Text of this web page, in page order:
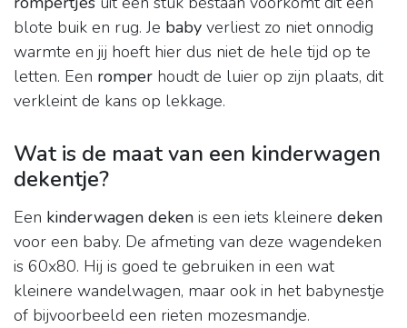
blote buik en rug. Je baby verliest zo niet onnodig
warmte en jij hoeft hier dus niet de hele tijd op te
letten. Een romper houdt de luier op zijn plaats, dit
verkleint de kans op lekkage.
Wat is de maat van een kinderwagen
dekentje?
Een kinderwagen deken is een iets kleinere deken
voor een baby. De afmeting van deze wagendeken
is 60x80. Hij is goed te gebruiken in een wat
kleinere wandelwagen, maar ook in het babynestje
of bijvoorbeeld een rieten mozesmandje.